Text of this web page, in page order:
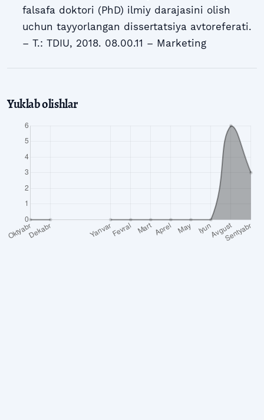
falsafa doktori (PhD) ilmiy darajasini olish
uchun tayyorlangan dissertatsiya avtoreferati.
– T.: TDIU, 2018. 08.00.11 – Marketing
Yuklab olishlar